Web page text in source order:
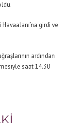
girdi ve
ardından
saat 14.30